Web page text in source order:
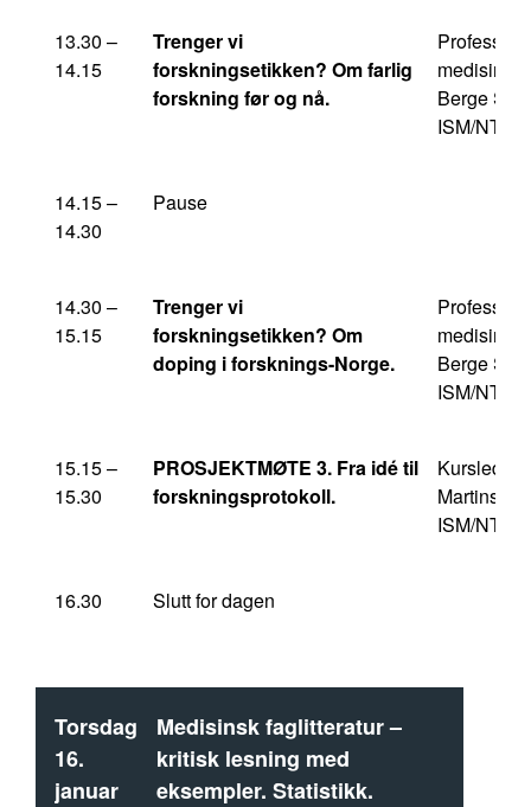
13.30 –
14.15
Trenger vi
forskningsetikken? Om farlig
forskning før og nå.
Professor i
medisinsk
Berge
ISM/NTNU
14.15 –
14.30
Pause
14.30 –
15.15
Trenger vi
forskningsetikken? Om
doping i forsknings-Norge.
Professor i
medisinsk
Berge
ISM/NTNU
15.15 –
15.30
PROSJEKTMØTE 3. Fra idé til
forskningsprotokoll.
Kursleder
Martinsen,
ISM/NTNU
16.30 Slutt for dagen
Torsdag
16.
januar
Medisinsk faglitteratur –
kritisk lesning med
eksempler. Statistikk.